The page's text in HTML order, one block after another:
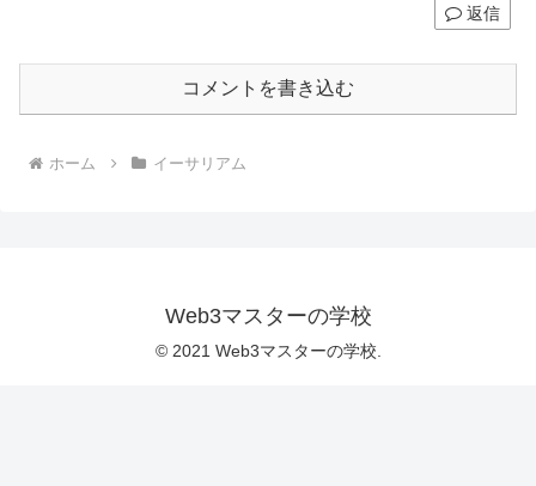
返信
コメントを書き込む
ホーム イーサリアム
Web3マスターの学校
© 2021 Web3マスターの学校.